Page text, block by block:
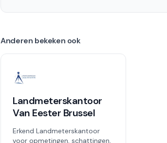
Anderen bekeken ook
Landmeterskantoor
Van Eester Brussel
Erkend Landmeterskantoor
voor opmetingen, schattingen,